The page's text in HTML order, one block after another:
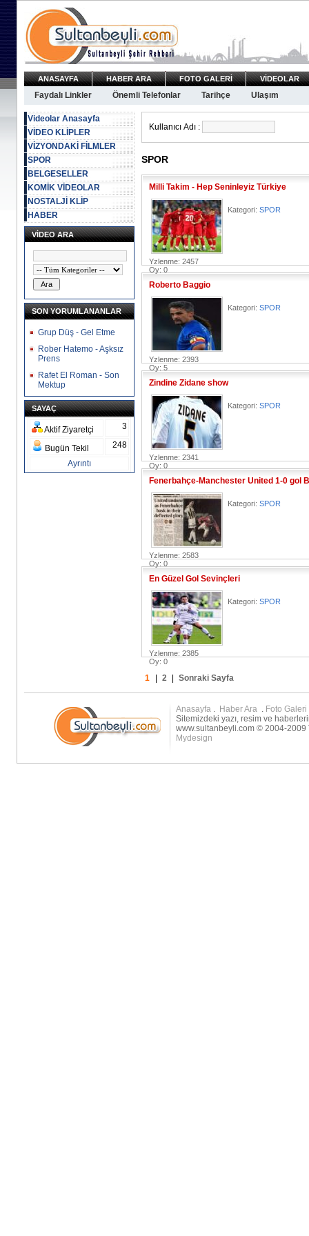
ANASAYFA HABER ARA FOTO GALERİ VİDEOLAR
Faydalı Linkler Önemli Telefonlar Tarihçe Ulaşım
Videolar Anasayfa
VİDEO KLİPLER
VİZYONDAKİ FİLMLER
SPOR
BELGESELLER
KOMİK VİDEOLAR
NOSTALJİ KLİP
HABER
VİDEO ARA
SON YORUMLANANLAR
Grup Düş - Gel Etme
Rober Hatemo - Aşksız
Prens
Rafet El Roman - Son
Mektup
SAYAÇ
Aktif Ziyaretçi 3
Bugün Tekil
248
Ayrıntı
Kullanıcı Adı :
SPOR
Milli Takim - Hep Seninleyiz Türkiye
Kategori: SPOR
Yzlenme: 2457
Oy: 0
Roberto Baggio
Kategori: SPOR
Yzlenme: 2393
Oy: 5
Zindine Zidane show
Kategori: SPOR
Yzlenme: 2341
Oy: 0
Fenerbahçe-Manchester United 1-0 gol
Kategori: SPOR
Yzlenme: 2583
Oy: 0
En Güzel Gol Sevinçleri
Kategori: SPOR
Yzlenme: 2385
Oy: 0
1 2 Sonraki Sayfa
Anasayfa . Haber Ara . Foto Galeri
Sitemizdeki yazı, resim ve
www.sultanbeyli.com © 2004-2009
Mydesign